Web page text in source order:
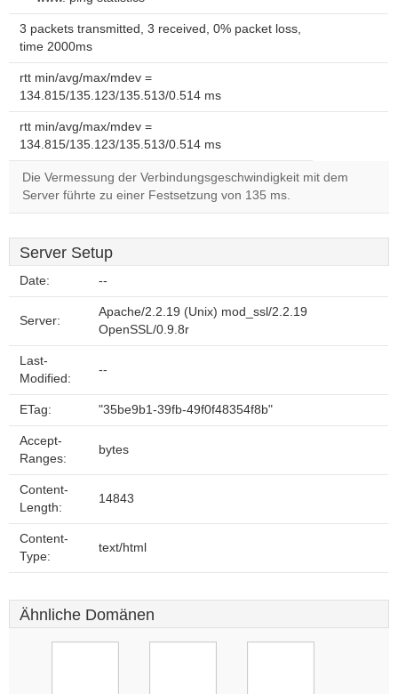
3 packets transmitted, 3 received, 0% packet loss,
time 2000ms
rtt min/avg/max/mdev =
134.815/135.123/135.513/0.514 ms
rtt min/avg/max/mdev =
134.815/135.123/135.513/0.514 ms
Die Vermessung der Verbindungsgeschwindigkeit mit dem
Server führte zu einer Festsetzung von 135 ms.
Server Setup
Date: --
Server:
Apache/2.2.19 (Unix) mod_ssl/2.2.19
OpenSSL/0.9.8r
Last-
Modified:
--
ETag: "35be9b1-39fb-49f0f48354f8b"
Accept-
Ranges:
bytes
Content-
Length:
14843
Content-
Type:
text/html
Ähnliche Domänen